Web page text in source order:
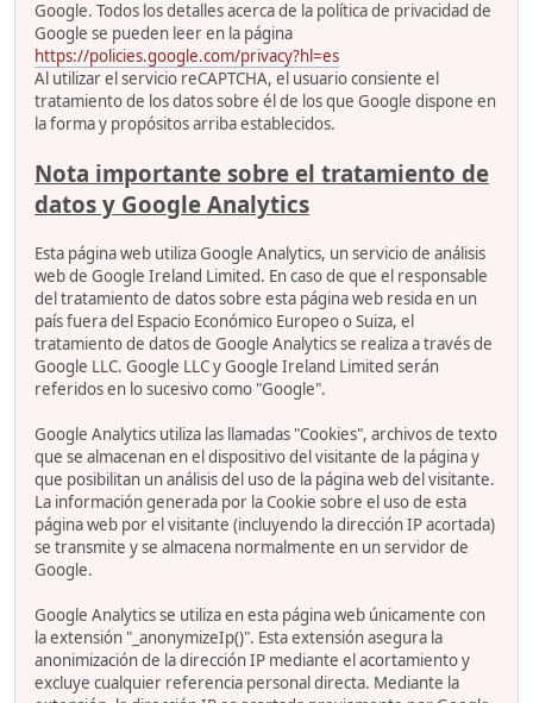
Google. Todos los detalles acerca de la política de privacidad de
Google se pueden leer en la página
https://policies.google.com/privacy?hl=es
Al utilizar el servicio reCAPTCHA, el usuario consiente el
tratamiento de los datos sobre él de los que Google dispone en
la forma y propósitos arriba establecidos.
Nota importante sobre el tratamiento de
datos y Google Analytics
Esta página web utiliza Google Analytics, un servicio de análisis
web de Google Ireland Limited. En caso de que el responsable
del tratamiento de datos sobre esta página web resida en un
país fuera del Espacio Económico Europeo o Suiza, el
tratamiento de datos de Google Analytics se realiza a través de
Google LLC. Google LLC y Google Ireland Limited serán
referidos en lo sucesivo como "Google".
Google Analytics utiliza las llamadas "Cookies", archivos de texto
que se almacenan en el dispositivo del visitante de la página y
que posibilitan un análisis del uso de la página web del visitante.
La información generada por la Cookie sobre el uso de esta
página web por el visitante (incluyendo la dirección IP acortada)
se transmite y se almacena normalmente en un servidor de
Google.
Google Analytics se utiliza en esta página web únicamente con
la extensión "_anonymizeIp()". Esta extensión asegura la
anonimización de la dirección IP mediante el acortamiento y
excluye cualquier referencia personal directa. Mediante la